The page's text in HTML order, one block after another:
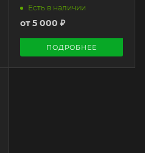
Есть в наличии
от5 000 ₽
ПОДРОБНЕЕ